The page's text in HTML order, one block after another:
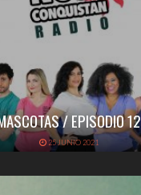
/ EPISODIO 12
25 JUNIO 2021